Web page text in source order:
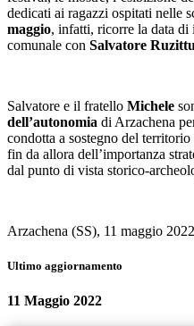
dedicati ai ragazzi ospitati nelle
maggio, infatti, ricorre la data
comunale con Salvatore Ruzittu
Salvatore e il fratello Michele
dell’autonomia di Arzachena
condotta a sostegno del
fin da allora dell’importanza
dal punto di vista storico-
Arzachena (SS), 11 maggio 2022
Ultimo aggiornamento
11 Maggio 2022